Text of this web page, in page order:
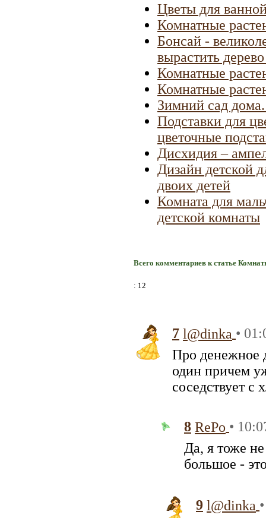
Цветы для
Комнатные
Бонсай -
вырастить
Комнатные
Комнатные
Зимний сад
Подставки для
цветочные
Дисхидия –
Дизайн детской
двоих детей
Комната для
детской комнаты
Всего комментариев к статье
: 12
7 l@dinka •
Про денежное
один причем
соседствует с
8 RePo •
Да, я тоже
большое -
9 l@dinka